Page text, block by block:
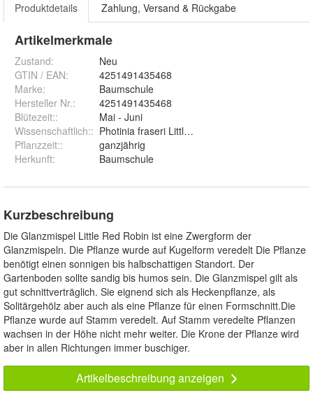
Produktdetails Zahlung, Versand & Rückgabe
Artikelmerkmale
Zustand:
Neu
GTIN / EAN:
4251491435468
Marke:
Baumschule
Hersteller Nr.:
4251491435468
Blütezeit::
Mai - Juni
Wissenschaftlich:: Photinia fraseri Little Red Robin
Pflanzzeit::
ganzjährig
Herkunft: Baumschule
Kurzbeschreibung
Die Glanzmispel Little Red Robin ist eine Zwergform der
Glanzmispeln. Die Pflanze wurde auf Kugelform veredelt Die Pflanze
benötigt einen sonnigen bis halbschattigen Standort. Der
Gartenboden sollte sandig bis humos sein. Die Glanzmispel gilt als
gut schnittverträglich. Sie eignend sich als Heckenpflanze, als
Solitärgehölz aber auch als eine Pflanze für einen Formschnitt.Die
Pflanze wurde auf Stamm veredelt. Auf Stamm veredelte Pflanzen
wachsen in der Höhe nicht mehr weiter. Die Krone der Pflanze wird
aber in allen Richtungen immer buschiger.
Artikelbeschreibung anzeigen